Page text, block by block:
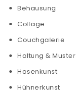
Behausung
Collage
Couchgalerie
Haltung & Muster
Hasenkunst
Hühnerkunst